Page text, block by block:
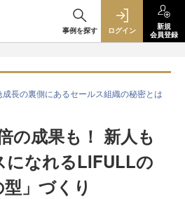
事例を探す ログイン
新規
会員登録
長の裏側にあるセールス組織の秘密とは
の成果も！ 新人も
になれるLIFULLの
型」づくり